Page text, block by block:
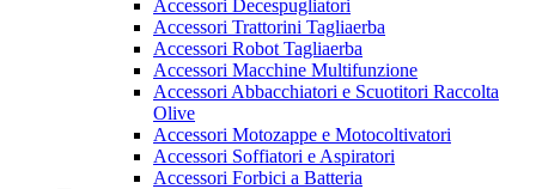
Accessori Decespugliatori
Accessori Trattorini Tagliaerba
Accessori Robot Tagliaerba
Accessori Macchine Multifunzione
Accessori Abbacchiatori e Scuotitori Raccolta
Olive
Accessori Motozappe e Motocoltivatori
Accessori Soffiatori e Aspiratori
Accessori Forbici a Batteria